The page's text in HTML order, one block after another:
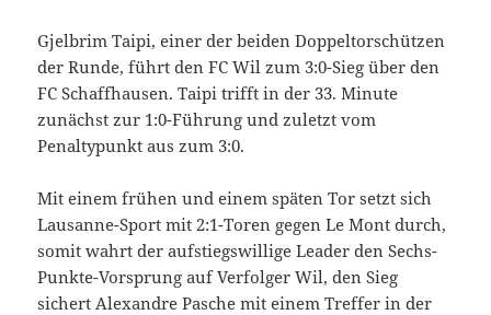
Gjelbrim Taipi, einer der beiden Doppeltorschützen
der Runde, führt den FC Wil zum 3:0-Sieg über den
FC Schaffhausen. Taipi trifft in der 33. Minute
zunächst zur 1:0-Führung und zuletzt vom
Penaltypunkt aus zum 3:0.
Mit einem frühen und einem späten Tor setzt sich
Lausanne-Sport mit 2:1-Toren gegen Le Mont durch,
somit wahrt der aufstiegswillige Leader den Sechs-
Punkte-Vorsprung auf Verfolger Wil, den Sieg
sichert Alexandre Pasche mit einem Treffer in der